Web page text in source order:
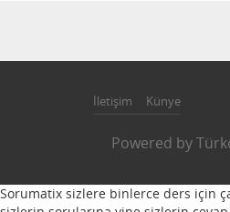
İletişim Künye
Powered by
Sorumatix sizlere binlerce ders için